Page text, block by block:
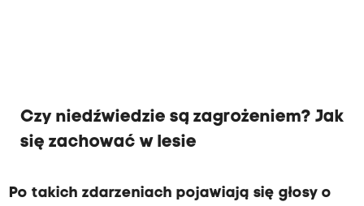
Czy niedźwiedzie są zagrożeniem? Jak
się zachować w lesie
Po takich zdarzeniach pojawiają się głosy o